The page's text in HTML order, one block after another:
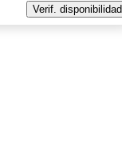
Verif. disponibilidad